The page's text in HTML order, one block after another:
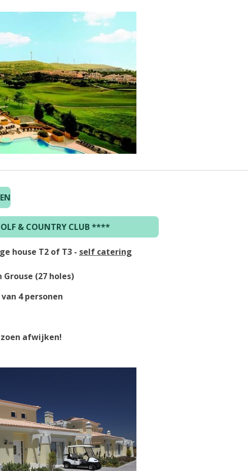
& COUNTRY CLUB****
house T2 of T3 - self catering
(27 holes)
4 personen
afwijken!